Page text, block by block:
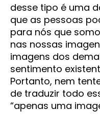
desse tipo é uma
que as pessoas
para nós que
nas nossas
imagens dos
sentimento
Portanto, nem
de traduzir todo
“apenas uma